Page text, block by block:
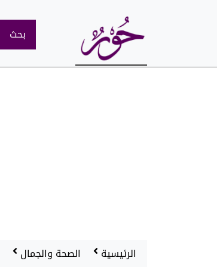
الرئيسية الصحة والجمال